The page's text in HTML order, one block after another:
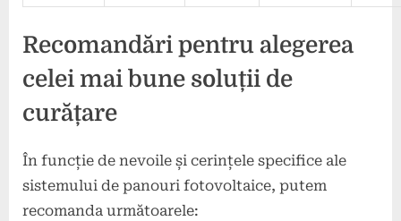
Recomandări pentru alegerea
celei mai bune soluții de
curățare
În funcție de nevoile și cerințele specifice ale
sistemului de panouri fotovoltaice, putem
recomanda următoarele: